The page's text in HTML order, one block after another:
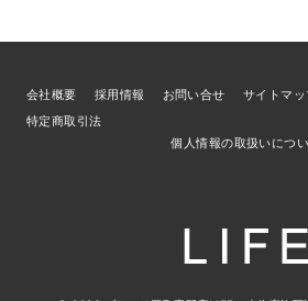
会社概要 採用情報 お問い合せ サイトマ
特定商取引法
個人情報の取扱いにつ